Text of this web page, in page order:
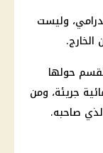
وليست
حولها
جريئة، ومن
صاحبه.